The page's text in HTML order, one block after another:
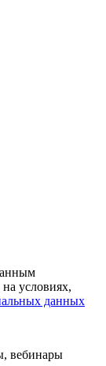
условиях,
данных
вебинары